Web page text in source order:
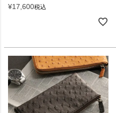
¥17,600税込